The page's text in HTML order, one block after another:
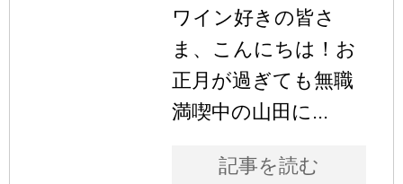
ワイン好きの皆さ
ま、こんにちは！お
正月が過ぎても無職
満喫中の山田に...
記事を読む